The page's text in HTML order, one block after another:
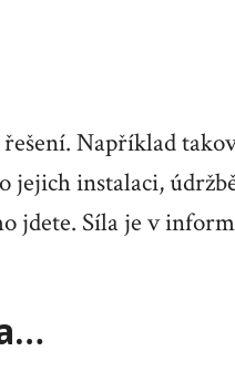
Například
jejich instalaci,
jdete. Síla je v